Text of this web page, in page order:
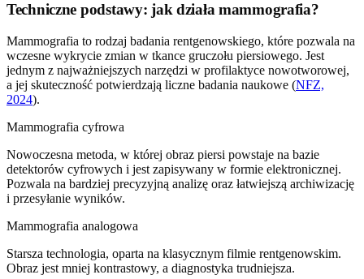
Techniczne podstawy: jak działa mammografia?
Mammografia to rodzaj badania rentgenowskiego, które pozwala na
wczesne wykrycie zmian w tkance gruczołu piersiowego. Jest
jednym z najważniejszych narzędzi w profilaktyce nowotworowej,
a jej skuteczność potwierdzają liczne badania naukowe (NFZ,
2024).
Mammografia cyfrowa
Nowoczesna metoda, w której obraz piersi powstaje na bazie
detektorów cyfrowych i jest zapisywany w formie elektronicznej.
Pozwala na bardziej precyzyjną analizę oraz łatwiejszą archiwizację
i przesyłanie wyników.
Mammografia analogowa
Starsza technologia, oparta na klasycznym filmie rentgenowskim.
Obraz jest mniej kontrastowy, a diagnostyka trudniejsza.